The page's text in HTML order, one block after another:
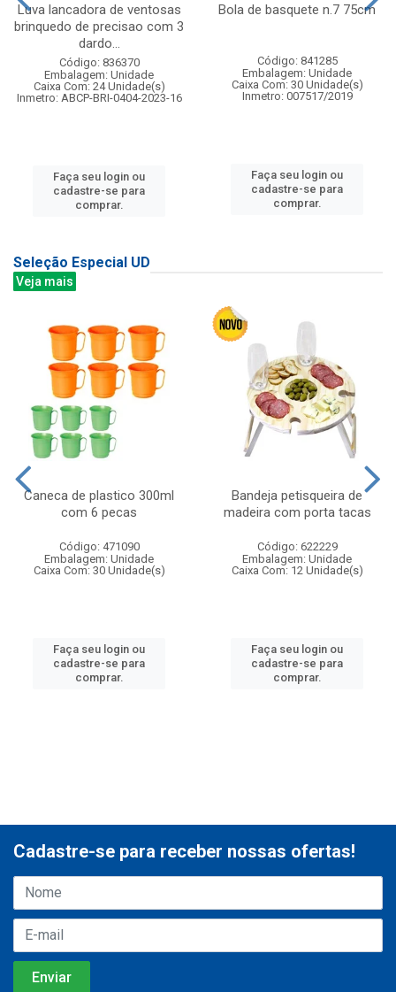
Luva lancadora de ventosas
brinquedo de precisao com 3
dardo...
Código: 836370
Embalagem: Unidade
Caixa Com: 24 Unidade(s)
Inmetro: ABCP-BRI-0404-2023-16
Faça seu login ou
cadastre-se para
comprar.
Bola de basquete n.7 75cm
Código: 841285
Embalagem: Unidade
Caixa Com: 30 Unidade(s)
Inmetro: 007517/2019
Faça seu login ou
cadastre-se para
comprar.
Seleção Especial UD
Veja mais
Caneca de plastico 300ml
com 6 pecas
Código: 471090
Embalagem: Unidade
Caixa Com: 30 Unidade(s)
Faça seu login ou
cadastre-se para
comprar.
Bandeja petisqueira de
madeira com porta tacas
Código: 622229
Embalagem: Unidade
Caixa Com: 12 Unidade(s)
Faça seu login ou
cadastre-se para
comprar.
Cadastre-se para receber nossas ofertas!